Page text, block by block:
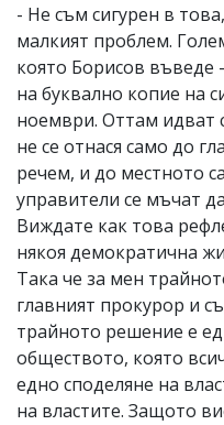
- Не съм сигурен в
малкият проблем.
която Борисов въведе
на буквално копие на
ноември. Оттам идват
не се отнася само до
речем, и до местното
управители се мъчат
Виждате как това
някоя демократична
Така че за мен
главният прокурор и
трайното решение е
обществото, която
едно споделяне на
на властите. Защото